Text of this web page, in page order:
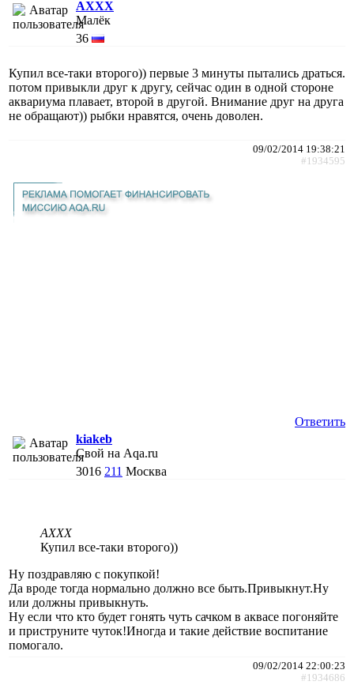
AXXX
Малёк
36
Купил все-таки второго)) первые 3 минуты пытались драться.
потом привыкли друг к другу, сейчас один в одной стороне
аквариума плавает, второй в другой. Внимание друг на друга
не обращают)) рыбки нравятся, очень доволен.
09/02/2014 19:38:21
#1934595
Ответить
kiakeb
Свой на Aqa.ru
3016 211 Москва
AXXX
Купил все-таки второго))
Ну поздравляю с покупкой!
Да вроде тогда нормально должно все быть.Привыкнут.Ну
или должны привыкнуть.
Ну если что кто будет гонять чуть сачком в аквасе погоняйте
и приструните чуток!Иногда и такие действие воспитание
помогало.
09/02/2014 22:00:23
#1934686